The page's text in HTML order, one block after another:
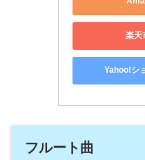
楽天
Yahoo!シ
フルート曲